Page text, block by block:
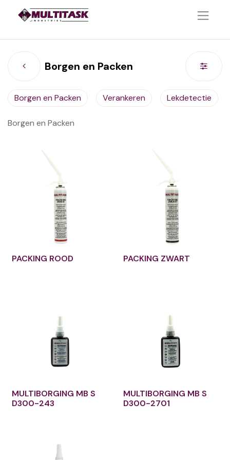
Borgen en Packen
Borgen en Packen Verankeren Lekdetectie
Borgen en Packen
PACKING ROOD PACKING ZWART
MULTIBORGING MB S
D300-243
MULTIBORGING MB S
D300-2701